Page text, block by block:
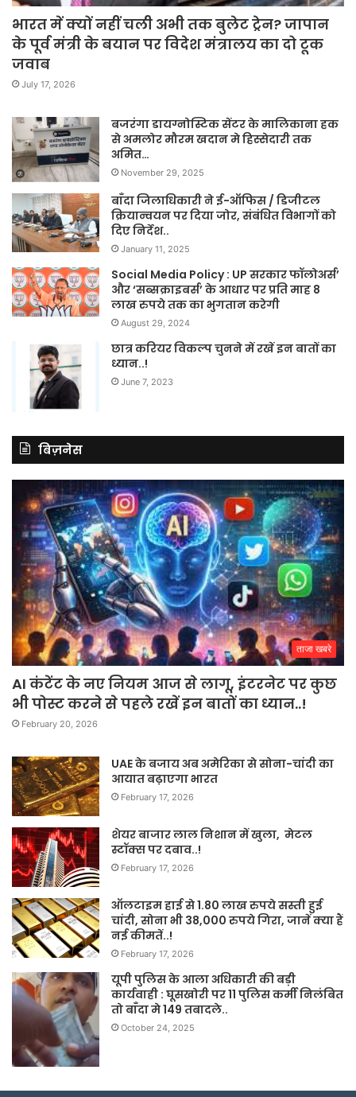
भारत में क्यों नहीं चली अभी तक बुलेट ट्रेन? जापान
के पूर्व मंत्री के बयान पर विदेश मंत्रालय का दो टूक
जवाब
July 17, 2026
बजरंगा डायग्नोस्टिक सेंटर के मालिकाना हक
से अमलोर मौरम खदान मे हिस्सेदारी तक
अमित…
November 29, 2025
बाँदा जिलाधिकारी ने ई-ऑफिस / डिजीटल
क्रियान्वयन पर दिया जोर, संबंधित विभागों को
दिए निर्देश..
January 11, 2025
Social Media Policy : UP सरकार फॉलोअर्स’
और ‘सब्सक्राइबर्स’ के आधार पर प्रति माह 8
लाख रुपये तक का भुगतान करेगी
August 29, 2024
छात्र करियर विकल्प चुनने में रखें इन बातों का
ध्यान..!
June 7, 2023
बिज़नेस
ताजा खबरे
AI कंटेंट के नए नियम आज से लागू, इंटरनेट पर कुछ
भी पोस्ट करने से पहले रखें इन बातों का ध्यान..!
February 20, 2026
UAE के बजाय अब अमेरिका से सोना-चांदी का
आयात बढ़ाएगा भारत
February 17, 2026
शेयर बाजार लाल निशान में खुला, मेटल
स्टॉक्स पर दबाव..!
February 17, 2026
ऑलटाइम हाई से 1.80 लाख रुपये सस्ती हुई
चांदी, सोना भी 38,000 रुपये गिरा, जानें क्या हैं
नई कीमतें..!
February 17, 2026
यूपी पुलिस के आला अधिकारी की बड़ी
कार्यवाही : घूसखोरी पर 11 पुलिस कर्मी निलंबित
तो बाँदा मे 149 तबादले..
October 24, 2025